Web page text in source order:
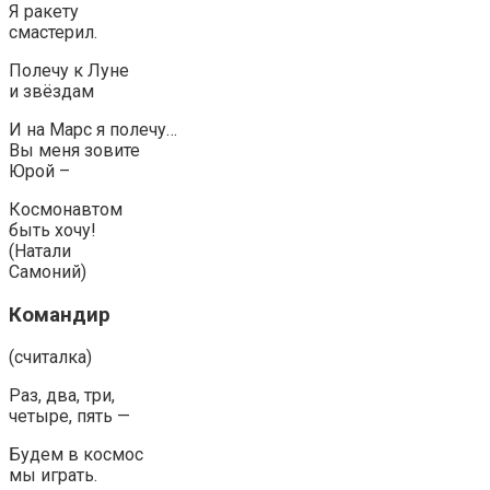
Я ракету
смастерил.
Полечу к Луне
и звёздам
И на Марс я полечу…
Вы меня зовите
Юрой –
Космонавтом
быть хочу!
(Натали
Самоний)
Командир
(считалка)
Раз, два, три,
четыре, пять —
Будем в космос
мы играть.